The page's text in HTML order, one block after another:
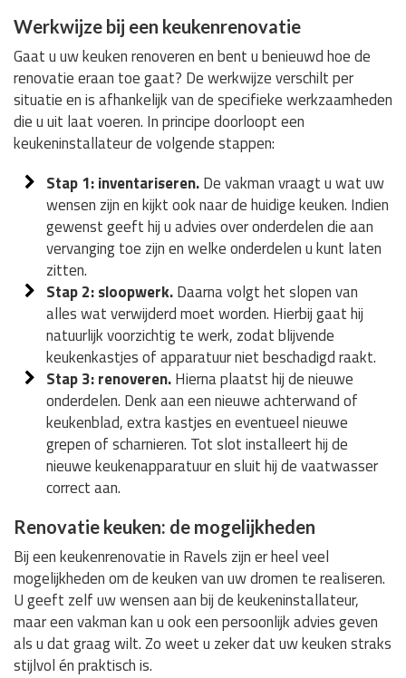
Werkwijze bij een keukenrenovatie
Gaat u uw keuken renoveren en bent u benieuwd hoe de
renovatie eraan toe gaat? De werkwijze verschilt per
situatie en is afhankelijk van de specifieke werkzaamheden
die u uit laat voeren. In principe doorloopt een
keukeninstallateur de volgende stappen:
Stap 1: inventariseren.De vakman vraagt u wat uw
wensen zijn en kijkt ook naar de huidige keuken. Indien
gewenst geeft hij u advies over onderdelen die aan
vervanging toe zijn en welke onderdelen u kunt laten
zitten.
Stap 2: sloopwerk.Daarna volgt het slopen van
alles wat verwijderd moet worden. Hierbij gaat hij
natuurlijk voorzichtig te werk, zodat blijvende
keukenkastjes of apparatuur niet beschadigd raakt.
Stap 3: renoveren.Hierna plaatst hij de nieuwe
onderdelen. Denk aan een nieuwe achterwand of
keukenblad, extra kastjes en eventueel nieuwe
grepen of scharnieren. Tot slot installeert hij de
nieuwe keukenapparatuur en sluit hij de vaatwasser
correct aan.
Renovatie keuken: de mogelijkheden
Bij een keukenrenovatie in Ravels zijn er heel veel
mogelijkheden om de keuken van uw dromen te realiseren.
U geeft zelf uw wensen aan bij de keukeninstallateur,
maar een vakman kan u ook een persoonlijk advies geven
als u dat graag wilt. Zo weet u zeker dat uw keuken straks
stijlvol én praktisch is.